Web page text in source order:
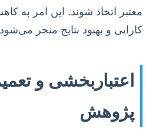
معتبر اتخاذ شوند. این امر به
کارایی و بهبود نتایج منجر
اعتباربخشی و
پژوهش